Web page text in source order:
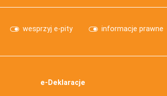
wesprzyj e-pity informacje prawne
e-Deklaracje